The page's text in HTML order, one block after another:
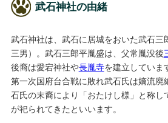
武石神社の由緒
武石神社は、武石に居城をおいた武石三
三男）。武石三郎平胤盛は、父常胤没後
後裔は愛宕神社や長胤寺を建立していま
第一次国府台合戦に敗れ武石氏は嫡流廃
石氏の末裔により「おたけし様」と称し
が祀られてきたといいます。